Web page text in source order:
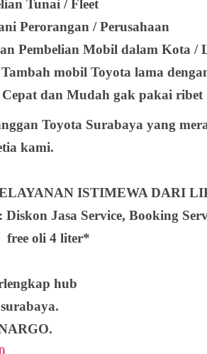
Tunai / Fleet
Perorangan / Perusahaan
Pembelian Mobil dalam Kota
mobil Toyota lama
Cepat dan Mudah gak pakai ribet
Toyota Surabaya yang
kami.
ISTIMEWA DARI
Diskon Jasa Service, Booking
free oli 4 liter*
hub